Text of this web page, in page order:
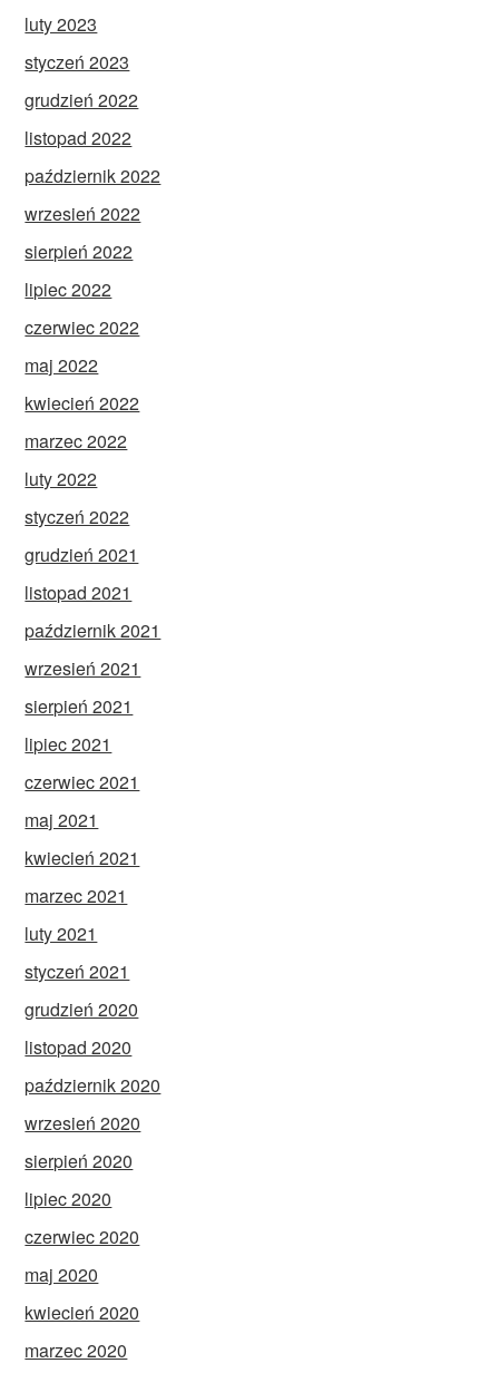
luty 2023
styczeń 2023
grudzień 2022
listopad 2022
październik 2022
wrzesień 2022
sierpień 2022
lipiec 2022
czerwiec 2022
maj 2022
kwiecień 2022
marzec 2022
luty 2022
styczeń 2022
grudzień 2021
listopad 2021
październik 2021
wrzesień 2021
sierpień 2021
lipiec 2021
czerwiec 2021
maj 2021
kwiecień 2021
marzec 2021
luty 2021
styczeń 2021
grudzień 2020
listopad 2020
październik 2020
wrzesień 2020
sierpień 2020
lipiec 2020
czerwiec 2020
maj 2020
kwiecień 2020
marzec 2020